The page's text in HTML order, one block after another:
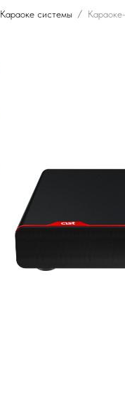
Караоке системы